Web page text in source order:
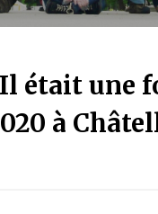
était une
à